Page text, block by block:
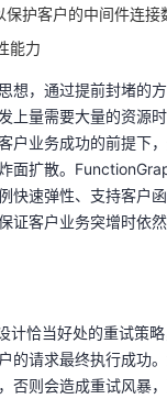
保护客户的中间件连接
能力
想，通过提前封堵的
上量需要大量的资源
户业务成功的前提下
面扩散。
快速弹性、支持客户
证客户业务突增时依
计恰当好处的重试策
的请求最终执行成功
否则会造成重试风暴